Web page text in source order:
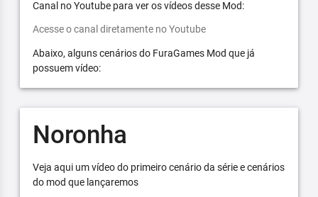
Canal no Youtube para ver os vídeos desse Mod:
Acesse o canal diretamente no Youtube
Abaixo, alguns cenários do FuraGames Mod que já
possuem vídeo:
Noronha
Veja aqui um vídeo do primeiro cenário da série e cenários
do mod que lançaremos